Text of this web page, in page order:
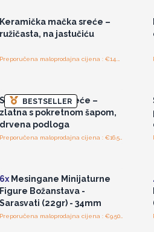
Keramička mačka sreće –
ružičasta, na jastučiću
BESTSELLER
Solarna mačka sreće –
zlatna s pokretnom šapom,
drvena podloga
6x Mesingane Minijaturne
Figure Božanstava -
Sarasvati (22gr) - 34mm